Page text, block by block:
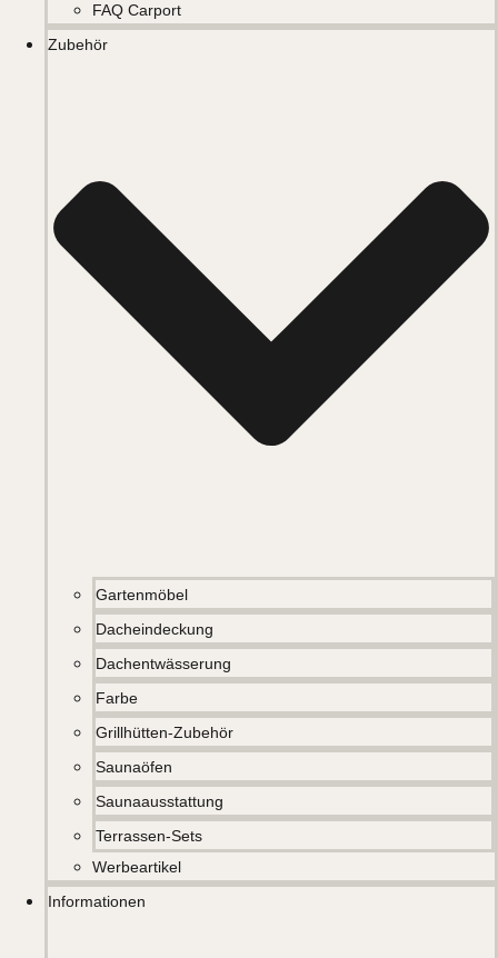
FAQ Carport
Zubehör
Gartenmöbel
Dacheindeckung
Dachentwässerung
Farbe
Grillhütten-Zubehör
Saunaöfen
Saunaausstattung
Terrassen-Sets
Werbeartikel
Informationen